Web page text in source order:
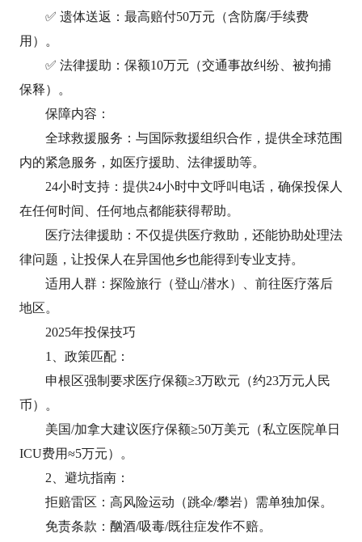
✅ ‌遗体送返‌：最高赔付50万元（含防腐/手续费
用）。
✅ ‌法律援助‌：保额10万元（交通事故纠纷、被拘捕
保释）。
保障内容：
全球救援服务：与国际救援组织合作，提供全球范围
内的紧急服务，如医疗援助、法律援助等。
24小时支持：提供24小时中文呼叫电话，确保投保人
在任何时间、任何地点都能获得帮助。
医疗法律援助：不仅提供医疗救助，还能协助处理法
律问题，让投保人在异国他乡也能得到专业支持。
适用人群‌：探险旅行（登山/潜水）、前往医疗落后
地区。
2025年投保技巧‌
1、政策匹配‌：
申根区强制要求医疗保额≥3万欧元（约23万元人民
币）。
美国/加拿大建议医疗保额≥50万美元（私立医院单日
ICU费用≈5万元）。
2、‌避坑指南‌：
拒赔雷区：高风险运动（跳伞/攀岩）需单独加保。
免责条款：酗酒/吸毒/既往症发作不赔。